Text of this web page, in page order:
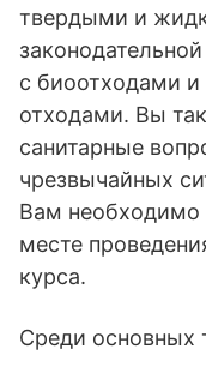
твердыми и
с биоотходами
отходами. Вы
санитарные
чрезвычайных
Вам необходимо
месте
курса.
Среди основных